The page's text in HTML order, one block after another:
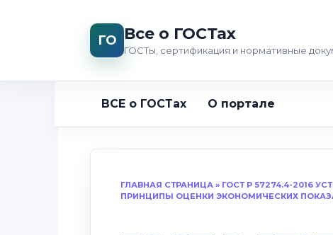
ГО Все о ГОСТах
ГОСТы, сертификация и нормативные
ВСЕ о ГОСТах О портале
ГЛАВНАЯ СТРАНИЦА » ГОСТ Р 57274.4-2016
ПРИНЦИПЫ ОЦЕНКИ ЭКОНОМИЧЕСКИХ